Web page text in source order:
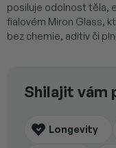
posiluje odolnost těla,
fialovém Miron Glass,
bez chemie, aditiv či
Unikátní způsob
ideální
Shilajit vám
Longevity